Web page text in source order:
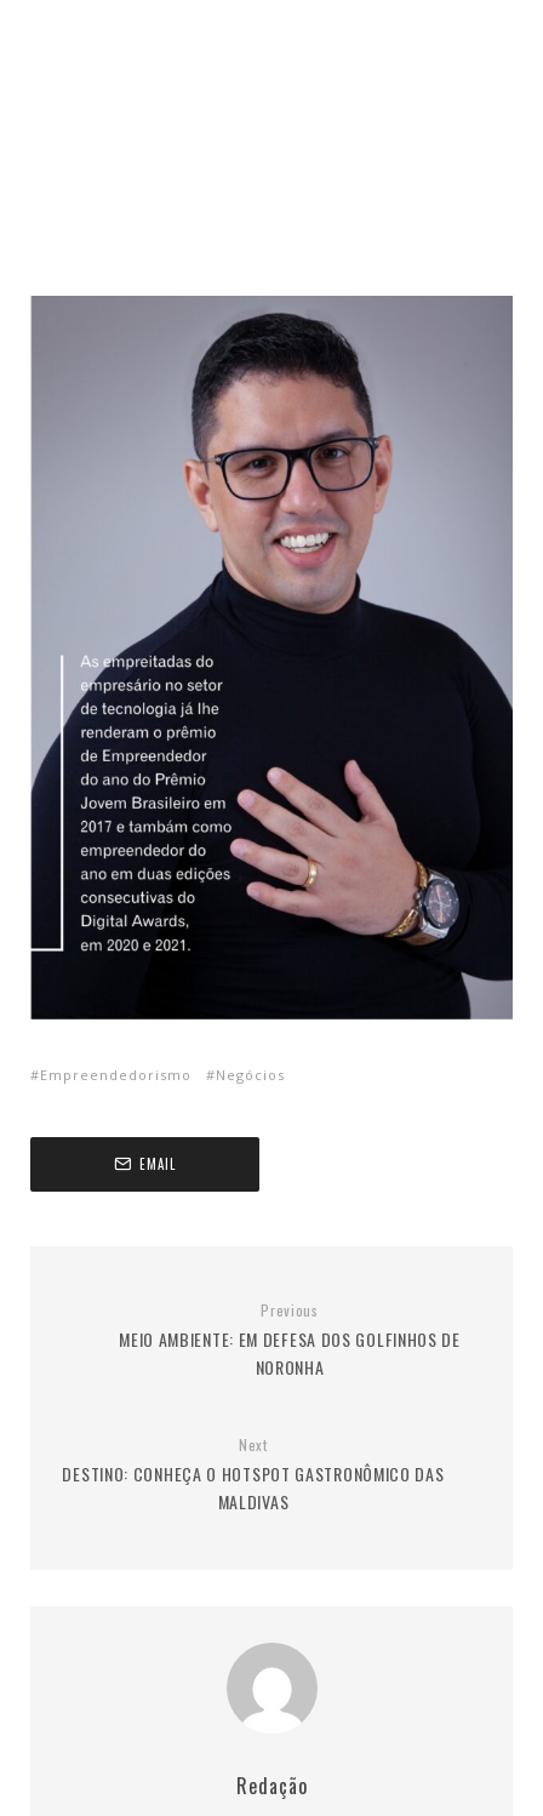
Empreendedorismo Negócios
EMAIL
Previous
MEIO AMBIENTE: EM DEFESA DOS GOLFINHOS DE
NORONHA
Next
DESTINO: CONHEÇA O HOTSPOT GASTRONÔMICO DAS
MALDIVAS
Redação